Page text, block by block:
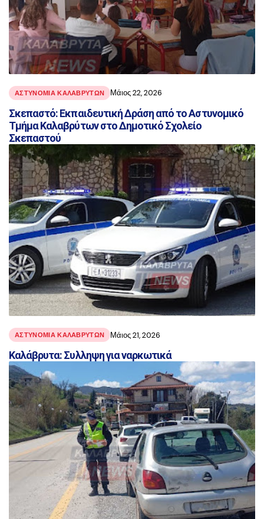
ΑΣΤΥΝΟΜΙΑ ΚΑΛΑΒΡΥΤΩΝ Μάιος 22, 2026
Σκεπαστό: Εκπαιδευτική Δράση από το Αστυνομικό
Τμήμα Καλαβρύτων στο Δημοτικό Σχολείο
Σκεπαστού
ΑΣΤΥΝΟΜΙΑ ΚΑΛΑΒΡΥΤΩΝ Μάιος 21, 2026
Καλάβρυτα: Συλληψη για ναρκωτικά